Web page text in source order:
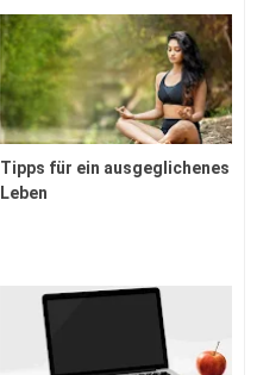
Tipps für ein ausgeglichenes
Leben